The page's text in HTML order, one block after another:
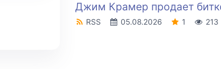
Джим Крамер продает
RSS 05.08.2026 1 213